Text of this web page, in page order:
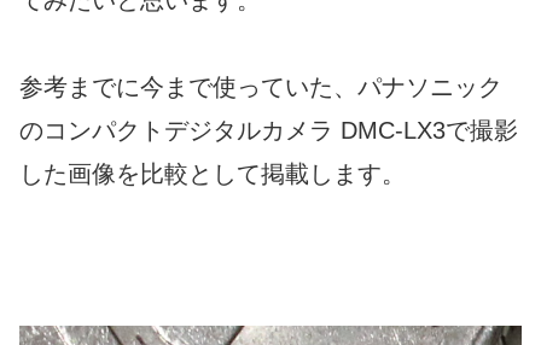
参考までに今まで使っていた、パナソニック
のコンパクトデジタルカメラ DMC-LX3で撮影
した画像を比較として掲載します。